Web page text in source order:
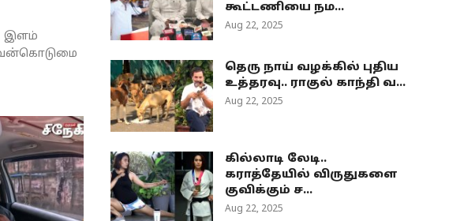
இளம்
வன்கொடுமை
கூட்டணியை நம...
Aug 22, 2025
தெரு நாய் வழக்கில் புதிய
உத்தரவு.. ராகுல் காந்தி வ...
Aug 22, 2025
கில்லாடி லேடி..
கராத்தேயில் விருதுகளை
குவிக்கும் ச...
Aug 22, 2025